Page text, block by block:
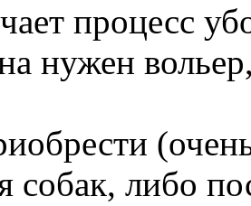
процесс
нужен
(очень
собак, либо